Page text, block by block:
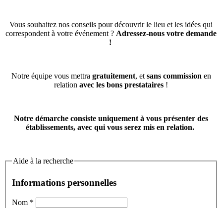
Vous souhaitez nos conseils pour découvrir le lieu et les idées qui
correspondent à votre événement ? Adressez-nous votre demande
!
Notre équipe vous mettra gratuitement, et sans commission en
relation avec les bons prestataires !
Notre démarche consiste uniquement à vous présenter des
établissements, avec qui vous serez mis en relation.
Aide à la recherche
Informations personnelles
Nom *